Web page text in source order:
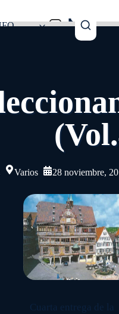
Varios 28 noviembre,
Cuarta entrega de la